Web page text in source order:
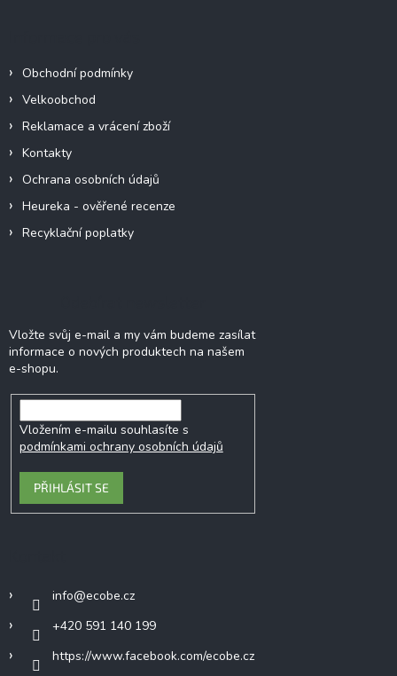
Obchodní podmínky
Velkoobchod
Reklamace a vrácení zboží
Kontakty
Ochrana osobních údajů
Heureka - ověřené recenze
Recyklační poplatky
Vložte svůj e-mail a my vám budeme zasílat
informace o nových produktech na našem
e-shopu.
Vložením e-mailu souhlasíte s
podmínkami ochrany osobních údajů
PŘIHLÁSIT SE
info@ecobe.cz
+420 591 140 199
https://www.facebook.com/ecobe.cz